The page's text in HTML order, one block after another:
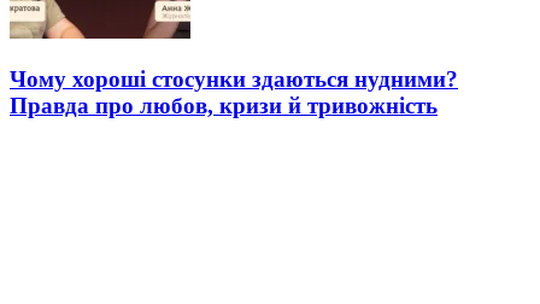
Чому хороші стосунки здаються нудними?
Правда про любов, кризи й тривожність